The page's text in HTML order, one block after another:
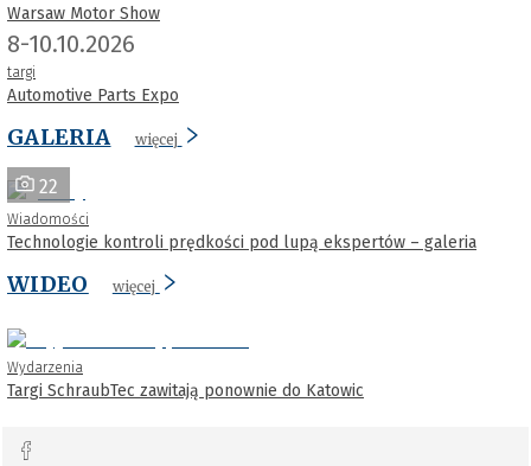
Warsaw Motor Show
8-10.10.2026
targi
Automotive Parts Expo
GALERIA więcej
22
Wiadomości
Technologie kontroli prędkości pod lupą ekspertów – galeria
WIDEO więcej
Wydarzenia
Targi SchraubTec zawitają ponownie do Katowic